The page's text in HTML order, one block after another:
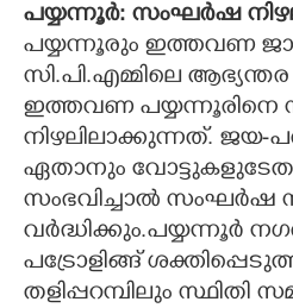
പയ്യന്നൂർ: സംഘർഷ
പയ്യന്നൂരും ഇത്തവണ
സി.പി.എമ്മിലെ
ഇത്തവണ
നിഴലിലാക്കുന്നത്. ജയ-
ഏതാനും
സംഭവിച്ചാൽ സംഘർഷ
വർദ്ധിക്കും.പയ്യന്നൂർ
പട്രോളിങ്ങ്
തളിപ്പറമ്പിലും സ്ഥിതി